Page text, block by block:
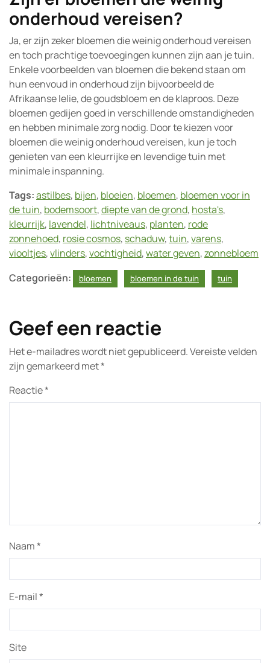
onderhoud vereisen?
Ja, er zijn zeker bloemen die weinig onderhoud vereisen
en toch prachtige toevoegingen kunnen zijn aan je tuin.
Enkele voorbeelden van bloemen die bekend staan om
hun eenvoud in onderhoud zijn bijvoorbeeld de
Afrikaanse lelie, de goudsbloem en de klaproos. Deze
bloemen gedijen goed in verschillende omstandigheden
en hebben minimale zorg nodig. Door te kiezen voor
bloemen die weinig onderhoud vereisen, kun je toch
genieten van een kleurrijke en levendige tuin met
minimale inspanning.
Tags:astilbes, bijen, bloeien, bloemen, bloemen voor in
de tuin, bodemsoort,diepte van de grond, hosta's,
kleurrijk, lavendel, lichtniveaus, planten, rode
zonnehoed, rosie cosmos, schaduw,tuin,varens,
viooltjes,vlinders,vochtigheid,water geven,zonnebloem
Categorieën:
bloemen bloemen in de tuin tuin
Geef een reactie
Het e-mailadres wordt niet gepubliceerd.Vereiste velden
zijn gemarkeerd met*
Reactie*
Naam*
E-mail*
Site